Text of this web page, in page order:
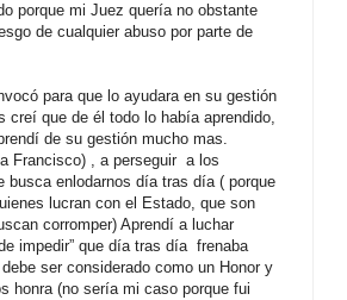
porque mi Juez quería no obstante
de cualquier abuso por parte de
para que lo ayudara en su gestión
creí que de él todo lo había aprendido,
de su gestión mucho mas.
Francisco) , a perseguir a los
enlodarnos día tras día ( porque
lucran con el Estado, que son
corromper) Aprendí a luchar
impedir” que día tras día frenaba
ser considerado como un Honor y
honra (no sería mi caso porque fui